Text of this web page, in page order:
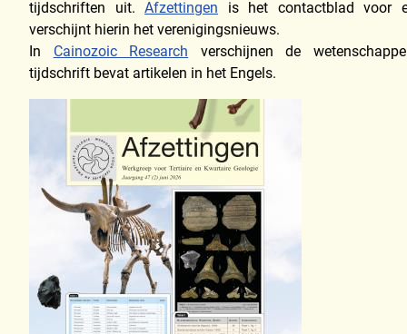
tijdschriften uit. Afzettingen is het contactblad voor
verschijnt hierin het verenigingsnieuws.
In Cainozoic Research verschijnen de
tijdschrift bevat artikelen in het Engels.